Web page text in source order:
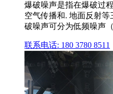
爆破噪声是指在爆破过
空气传播和. 地面反射
破噪声可分为低频噪声
联系电话: 180 3780 8511